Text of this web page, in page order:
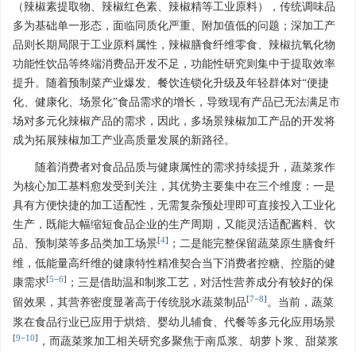
（辣椒素提取物、辣椒红色素、辣椒精等工业原料），传统调味品
多为基础单一形态，面临同质化严重、附加值低的问题；深加工产
品则长期局限于工业原料属性，辣椒膳食纤维零食、辣椒抗氧化物
功能性饮品等终端消费品开发不足，功能性研究则集中于提取效率
提升。随着预制菜产业爆发、餐饮连锁化升级及年轻群体对“便捷
化、健康化、场景化”食品需求的增长，导致现有产品已无法满足市
场对多元化辣椒产品的需求，因此，多场景辣椒加工产品的开发将
成为拓展辣椒加工产业高质量发展的新路径。
随着消费者对食品品质与健康属性的需求持续提升，蔬菜浆作
为核心加工基料愈发受到关注，其优势主要集中在三个维度：一是
具有方便快捷的加工适配性，无需复杂预处理即可直接投入工业化
生产，既能大幅缩短食品企业的生产周期，又能灵活适配酱料、饮
品、预制菜等多品类加工场景[4]
；二是能完整保留蔬菜原生膳食纤
维，低能量高纤维的健康特性精准契合当下消费者控糖、控脂的健
康需求[5−6]
；三是借助温和制浆工艺，对活性营养成分有较好的保
留效果，其营养密度显著高于传统脱水蔬菜制品[7−8] 。当前，蔬菜
浆在食品行业已应用于烘焙、婴幼儿辅食、代餐等多元化应用场景
[9−10]
，而蔬菜浆加工相关研究多聚焦于南瓜浆、胡萝卜浆、甜菜浆